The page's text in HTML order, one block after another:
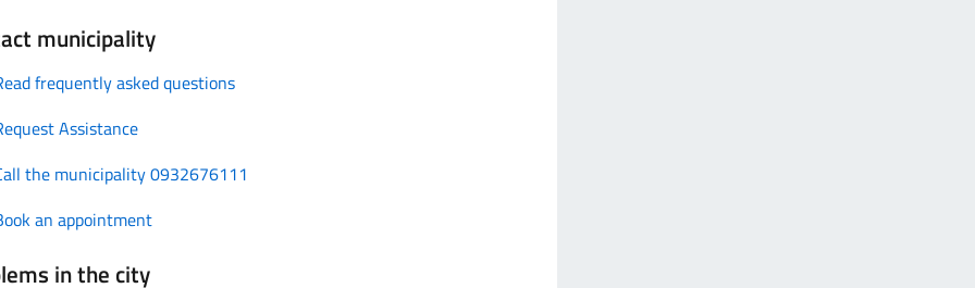
municipality
frequently asked questions
Assistance
the municipality 0932676111
an appointment
in the city